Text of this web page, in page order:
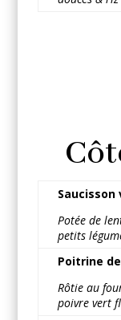
Saucisson
Potée de
petits
Poitrine
Rôtie au
poivre vert